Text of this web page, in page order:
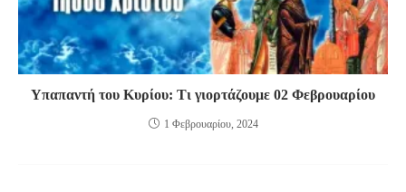
Υπαπαντή του Κυρίου: Τι γιορτάζουμε 02 Φεβρουαρίου
1 Φεβρουαρίου, 2024